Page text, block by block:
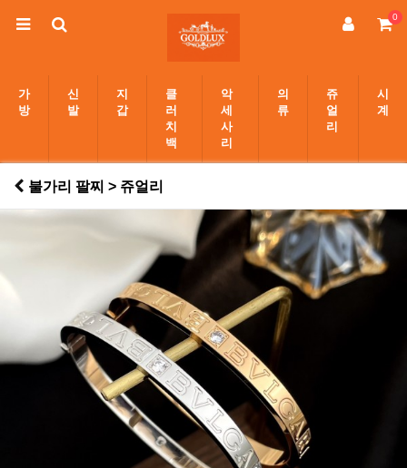
0
가
방
신
발
지
갑
클
러
치
백
악
세
사
리
의
류
쥬
얼
리
시
계
불가리 팔찌 > 쥬얼리